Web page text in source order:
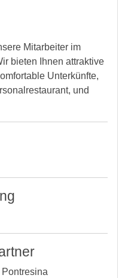
Mitarbeiter im
bieten Ihnen attraktive
Unterkünfte,
und